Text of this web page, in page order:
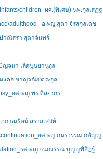
children_ผศ.(พิเศษ) นพ.กุลเสฏ
adulthood_ อ.พญ.สุดา จิรสกุลเดช
าณิสรา สุดาจันทร์
ญจมา เลิศบุษยานุกูล
มงคล ชาญวณิชตระกูล
ผศ.พญ.พร ทิสยากร
ก.ธนรัตน์ สรวลเสน่ห์
ผศ.พญ.กมรวรรณ กตัญญู
รศ.พญ.กนกวรรณ บุญญพิสิฏฐ์